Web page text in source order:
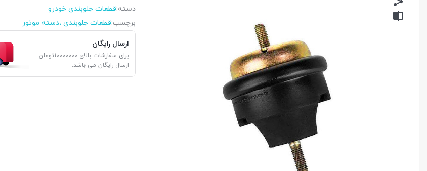
دسته:قطعات جلوبندی خودرو
برچسب:قطعات جلوبندی ،دسته موتور
ارسال رایگان
برای سفارشات بالای 10000000تومان
ارسال رایگان می باشد.